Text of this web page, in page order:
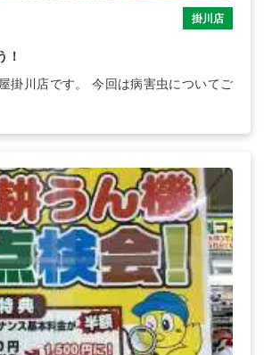
掛川店
！
掛川店です。 今回は病害虫についてご